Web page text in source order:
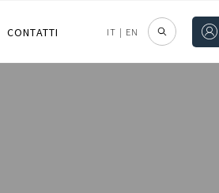
CONTATTI IT | EN